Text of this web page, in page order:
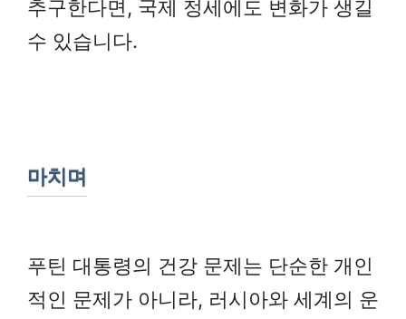
추구한다면, 국제 정세에도 변화가 생길
수 있습니다.
마치며
푸틴 대통령의 건강 문제는 단순한 개인
적인 문제가 아니라, 러시아와 세계의 운